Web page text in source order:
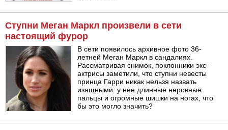
Ступни Меган Маркл произвели в сети
настоящий фурор
В сети появилось архивное фото 36-
летней Меган Маркл в сандалиях.
Рассматривая снимок, поклонники экс-
актрисы заметили, что ступни невесты
принца Гарри никак нельзя назвать
изящными: у нее длинные неровные
пальцы и огромные шишки на ногах, что
бы это могло значить?